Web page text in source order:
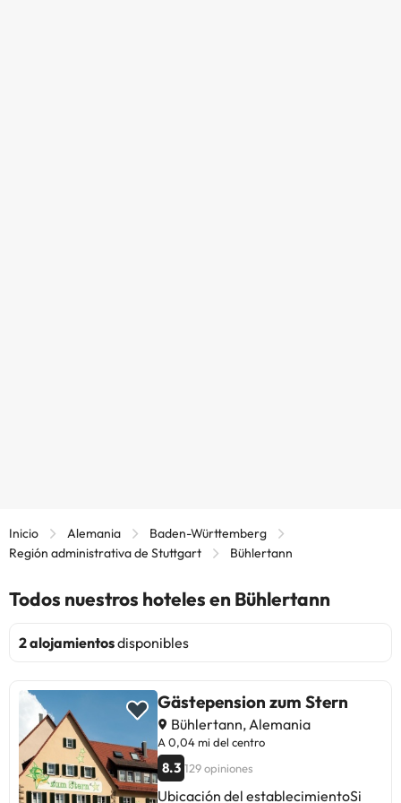
Inicio Alemania
Baden-Württemberg
Región administrativa de Stuttgart
Bühlertann
Todos nuestros hoteles en Bühlertann
2 alojamientosdisponibles
Gästepension zum Stern
Bühlertann, Alemania
A 0,04 mi del centro
8.3 129 opiniones
Ubicación del establecimientoSi